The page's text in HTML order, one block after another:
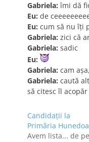
Gabriela: îmi dă
Eu: de
Eu: cum să nu îţi
Gabriela: zici că
Gabriela: sadic
Eu:
Gabriela: cam
Gabriela: caută
să citesc îl acopăr
Candidaţii la
Primăria
Avem lista... de pe